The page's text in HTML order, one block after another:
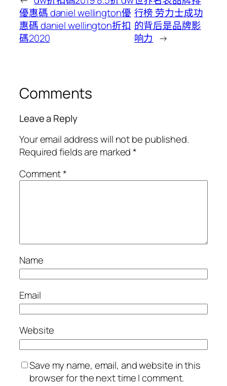
優惠碼 daniel wellington優
惠碼 daniel wellington折扣
碼2020
行榜 劳力士成功
的背后是品牌影
响力 →
Comments
Leave a Reply
Your email address will not be published.
Required fields are marked*
Comment*
Name
Email
Website
Save my name, email, and website in this
browser for the next time I comment.